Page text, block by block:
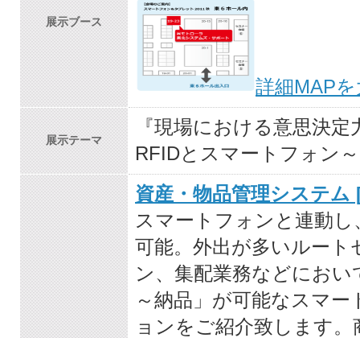
展示ブース
詳細MAP
展示テーマ
『現場における意思決
RFIDとスマートフォン～
資産・物品管理システム
スマートフォンと連動
可能。外出が多いルート
ン、集配業務などにおい
～納品」が可能なスマ
ョンをご紹介致します